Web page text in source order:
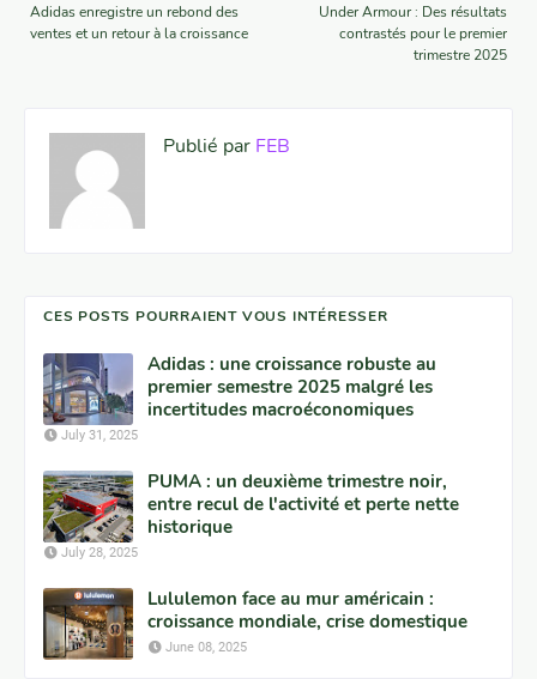
Under Armour : Des résultats
contrastés pour le premier
trimestre 2025
Adidas enregistre un rebond des
ventes et un retour à la croissance
Publié par FEB
CES POSTS POURRAIENT VOUS INTÉRESSER
Adidas : une croissance robuste au
premier semestre 2025 malgré les
incertitudes macroéconomiques
July 31, 2025
PUMA : un deuxième trimestre noir,
entre recul de l'activité et perte nette
historique
July 28, 2025
Lululemon face au mur américain :
croissance mondiale, crise domestique
June 08, 2025